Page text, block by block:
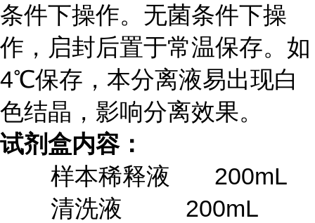
条件下操作。无菌条件下操
作，启封后置于常温保存。如
4℃保存，本分离液易出现白
色结晶，影响分离效果。
试剂盒内容：
样本稀释液 200mL
清洗液 200mL